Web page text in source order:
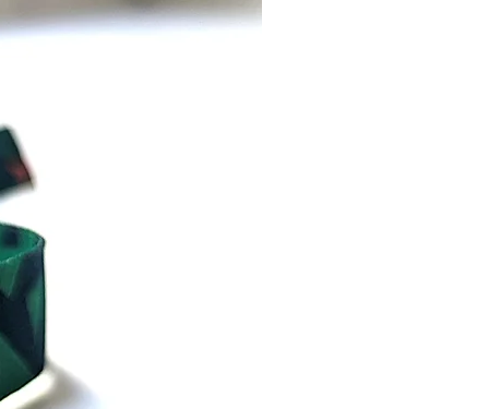
Aussehen
kannst du die Fahne
an einer Fahnenstange
Mast befestigen.
Fahnen werden auf
gefertigt, daher kann die
etwas länger dauern.
um dein Verständnis für
Wartezeit, und
dir, dass wir unser